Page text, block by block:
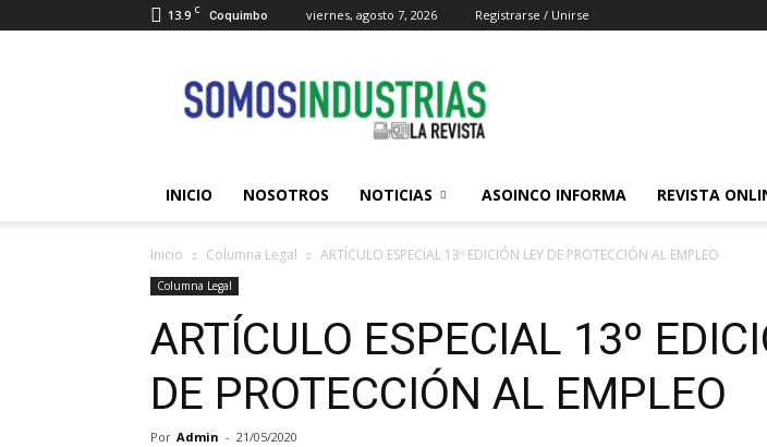
13.9 C Coquimbo viernes, agosto 7, 2026 Registrarse / Unirse
Industrias
INICIO NOSOTROS NOTICIAS ASOINCO INFORMA REVISTA
Inicio Columna Legal ARTÍCULO ESPECIAL 13º EDICIÓN LEY DE PROTECCIÓN AL EMPLEO
Columna Legal
ARTÍCULO ESPECIAL 13º
DE PROTECCIÓN AL EMPLEO
Por Admin - 21/05/2020